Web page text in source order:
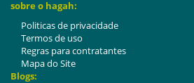
sobre o hagah:
Politicas de privacidade
Termos de uso
Regras para contratantes
Mapa do Site
Blogs: